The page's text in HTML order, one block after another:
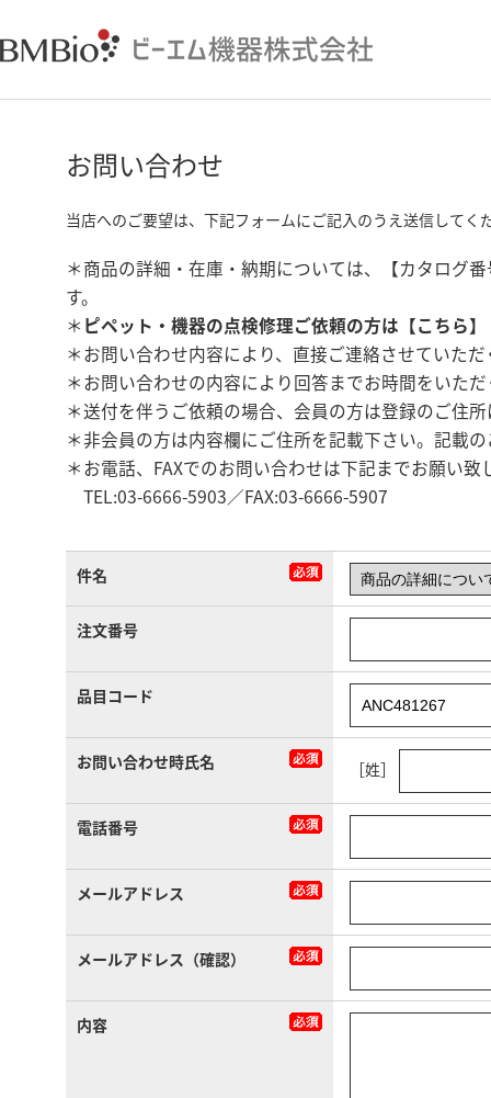
お問い合わせ
当店へのご要望は、下記フォームにご記入のうえ送信してく
＊商品の詳細・在庫・納期については、【カタログ
す。
＊ ピペット・機器の点検修理ご依頼の方は【こちら】
＊お問い合わせ内容により、直接ご連絡させていた
＊お問い合わせの内容により回答までお時間をいた
＊送付を伴うご依頼の場合、会員の方は登録のご住
＊非会員の方は内容欄にご住所を記載下さい。記載
＊お電話、FAXでのお問い合わせは下記までお願い致
TEL:03-6666-5903／FAX:03-6666-5907
件名
注文番号
品目コード
お問い合わせ時氏名 ［姓］
電話番号
メールアドレス
メールアドレス（確認）
内容